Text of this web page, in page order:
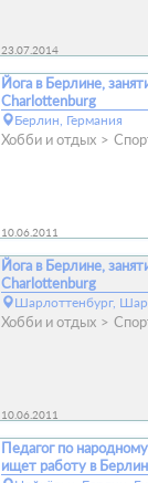
23.07.2014
Йога в Берлине,
Charlottenburg
Берлин, Германия
Хобби и отдых
10.06.2011
Йога в Берлине,
Charlottenburg
Шарлоттенбург,
Хобби и отдых
10.06.2011
Педагог по
ищет работу в